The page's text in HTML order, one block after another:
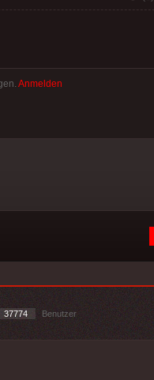
Anmelden
37774 Benutzer